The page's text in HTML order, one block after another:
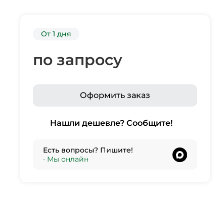
От 1 дня
по запросу
Оформить заказ
Нашли дешевле? Сообщите!
Есть вопросы? Пишите!
• Мы онлайн